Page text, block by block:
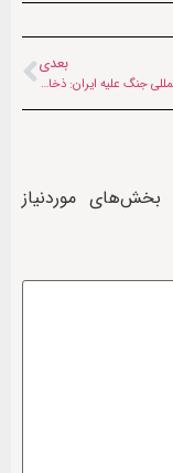
بعدی
پیامدهای بین‌المللی جنگ علیه ایران: ذخایر جهانی سوخت به سرعت در حال کاهش است
بخش‌های موردنیاز